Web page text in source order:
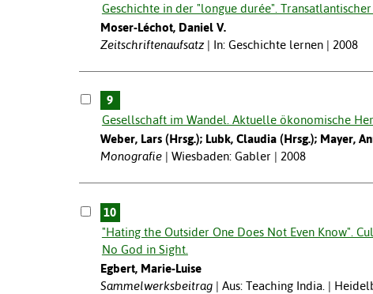
Geschichte in der "longue durée".
Moser-Léchot, Daniel V.
Zeitschriftenaufsatz
In: Geschichte lernen | 2008
9
Gesellschaft im Wandel. Aktuelle ökonomische
Weber, Lars (Hrsg.); Lubk, Claudia (Hrsg.); Mayer,
Monografie
Wiesbaden: Gabler | 2008
10
"Hating the Outsider One Does Not Even Know".
No God in Sight.
Egbert, Marie-Luise
Sammelwerksbeitrag
Aus: Teaching India. |